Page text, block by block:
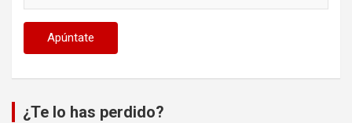
¿Te lo has perdido?